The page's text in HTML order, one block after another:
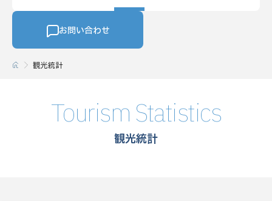
お問い合わせ
観光統計
Tourism Statistics
観光統計